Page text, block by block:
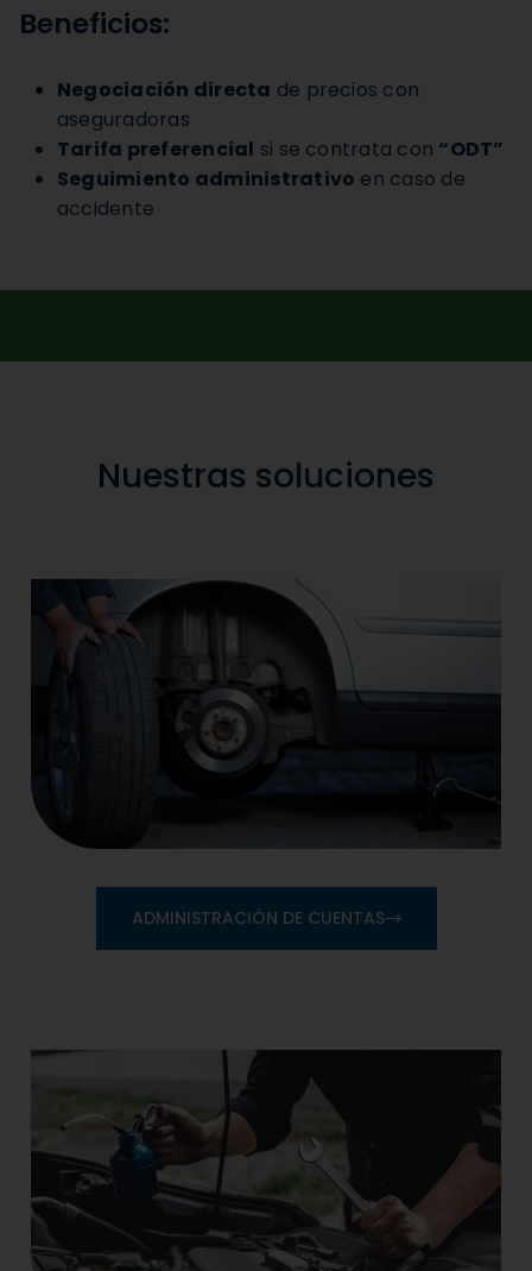
Beneficios:
Negociación directa de precios con
aseguradoras
Tarifa preferencial si se contrata con “ODT”
Seguimiento administrativo en caso de
accidente
Nuestras soluciones
ADMINISTRACIÓN DE CUENTAS